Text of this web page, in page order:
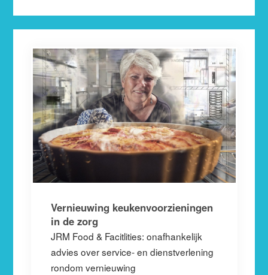
Vernieuwing keukenvoorzieningen
in de zorg
JRM Food & Facitlities: onafhankelijk
advies over service- en dienstverlening
rondom vernieuwing